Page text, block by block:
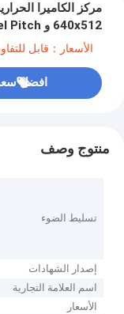
مركز الكاميرا
640x512 و 12μm Pixel Pitch عند استهلاك طاقة 0.5W
الأسعار：قابل
افضل
منتوج وصف
تسليط الضوء
إصدار الشهادات
اسم العلامة التجارية
الأسعار